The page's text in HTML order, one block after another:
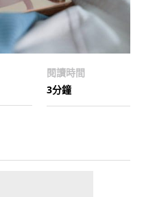
閱讀時間
3分鐘